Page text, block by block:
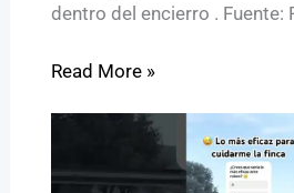
dentro del encierro . Fuente:
Read More »